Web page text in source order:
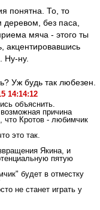
понятна. То, то
без паса,
мяча - этого ты
акцентировавшись
Ну-ну.
Уж будь так любезен.
14:14:12
объяснить.
причина
Кротов - любимчик
это так.
Якина, и
пятую
будет в отместку
не станет играть у